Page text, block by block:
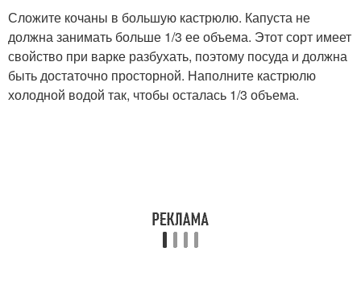
Сложите кочаны в большую кастрюлю. Капуста не
должна занимать больше 1/3 ее объема. Этот сорт имеет
свойство при варке разбухать, поэтому посуда и должна
быть достаточно просторной. Наполните кастрюлю
холодной водой так, чтобы осталась 1/3 объема.